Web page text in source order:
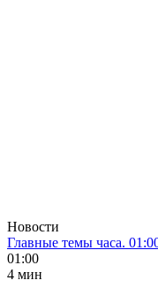
Новости
Главные темы часа.
01:00
4 мин